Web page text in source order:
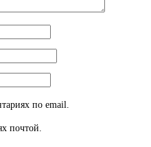
по email.
почтой.